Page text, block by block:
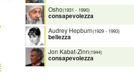
Osho(1931 - 1990)
consapevolezza
Audrey Hepburn(1929 - 1993)
bellezza
Jon Kabat-Zinn(1944)
consapevolezza